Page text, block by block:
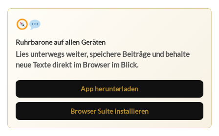
Ruhrbarone auf allen Geräten
Lies unterwegs weiter, speichere Beiträge und behalte
neue Texte direkt im Browser im Blick.
App herunterladen
Browser Suite installieren